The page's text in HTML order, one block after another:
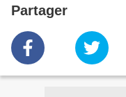
Partager